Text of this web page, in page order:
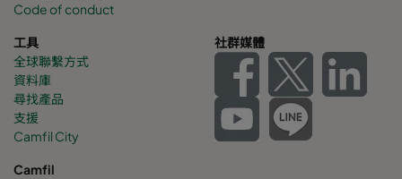
Code of conduct
工具
全球聯繫方式
資料庫
尋找產品
支援
Camfil City
社群媒體
Camfil